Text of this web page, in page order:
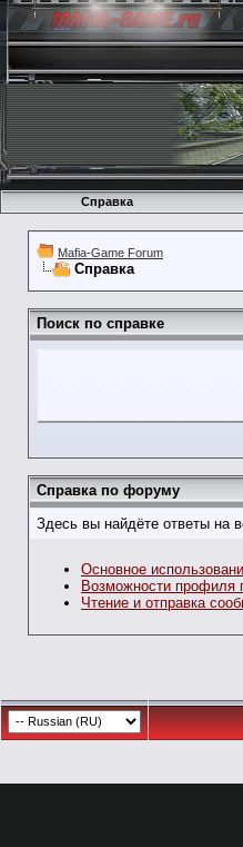
Справка
Mafia-Game Forum
Справка
Поиск по справке
Справка по форуму
Здесь вы найдёте ответы на
Основное
Возможности профиля
Чтение и отправка